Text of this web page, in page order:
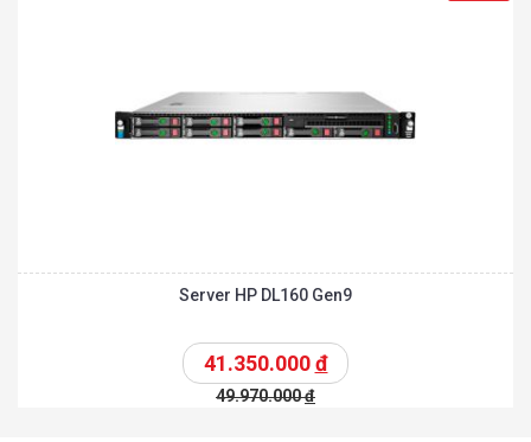
Server HP DL160 Gen9
41.350.000đ
49.970.000đ